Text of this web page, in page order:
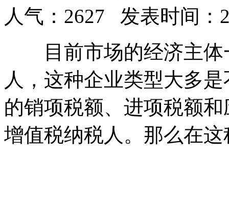
人气：2627 发表时间：
目前市场的经济主体
人，这种企业类型大多
的销项税额、进项税额
增值税纳税人。那么在